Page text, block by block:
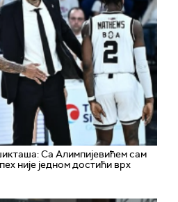
Са Алимпијевићем сам
није једном достићи врх